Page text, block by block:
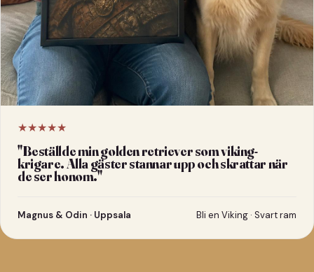
★★★★★
"Beställde min golden retriever som viking-
krigare. Alla gäster stannar upp och skrattar när
de ser honom."
Magnus & Odin · Uppsala Bli en Viking · Svart ram